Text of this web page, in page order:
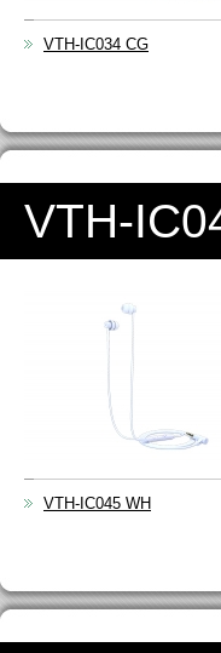
VTH-IC034 CG
VTH-
VTH-IC045 WH